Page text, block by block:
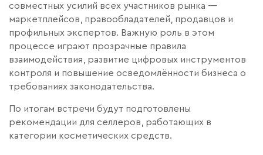
совместных усилий всех участников рынка —
маркетплейсов, правообладателей, продавцов и
профильных экспертов. Важную роль в этом
процессе играют прозрачные правила
взаимодействия, развитие цифровых инструментов
контроля и повышение осведомлённости бизнеса о
требованиях законодательства.
По итогам встречи будут подготовлены
рекомендации для селлеров, работающих в
категории косметических средств.